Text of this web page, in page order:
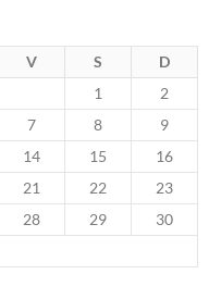
V S
D
1
2
7 8
9
14 15
16
21 22
23
28 29
30